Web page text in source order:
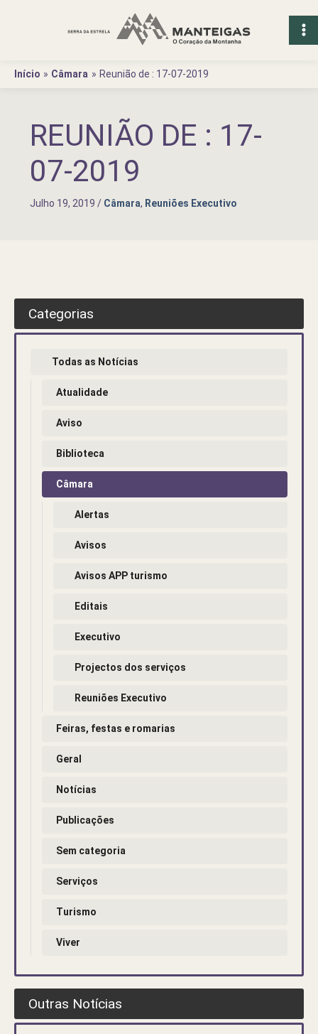
Início
Câmara Reunião de : 17-07-2019
REUNIÃO DE : 17-
07-2019
Julho 19, 2019 / Câmara, Reuniões Executivo
Categorias
Todas as Notícias
Atualidade
Aviso
Biblioteca
Câmara
Alertas
Avisos
Avisos APP turismo
Editais
Executivo
Projectos dos serviços
Reuniões Executivo
Feiras, festas e romarias
Geral
Notícias
Publicações
Sem categoria
Serviços
Turismo
Viver
Outras Notícias